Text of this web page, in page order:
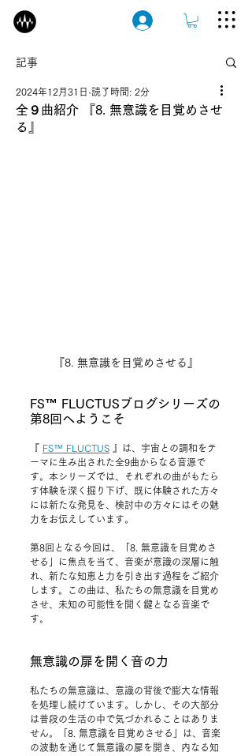
ログイン
記事
全９曲紹介 『8. 無意識を目覚めさせ
る』
2024年12月31日 読了時間: 2分
『8. 無意識を目覚めさせる』
FS™ FLUCTUSブログシリーズの
第8回へようこそ
FS™ FLUCTUS
は、宇宙との調和をテ
ーマに生み出された全9曲からなる音源で
す。本シリーズでは、それぞれの曲がもたら
す体験を深く掘り下げ、既に体験された方々
には新たな発見を、検討中の方々にはその魅
力をお伝えしています。
第8回となる今回は、「8. 無意識を目覚めさ
せる」に焦点を当て、音楽が意識の深層に触
れ、新たな知恵と力を引き出す過程をご紹介
します。この曲は、私たちの無意識を目覚め
させ、未知の可能性を開く鍵となる音楽で
す。
無意識の扉を開く音の力
私たちの無意識は、意識の背後で膨大な情報
を処理し続けています。しかし、その大部分
は普段の生活の中で気づかれることはありま
せん。「8. 無意識を目覚めさせる」は、音楽
の波動を通じて無意識の扉を開き、内なる知